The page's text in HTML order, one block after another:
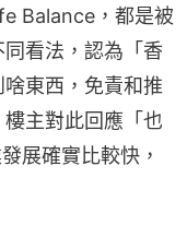
Balance，都是被
看法，認為「香
東西，免責和推
主對此回應「也
展確實比較快，